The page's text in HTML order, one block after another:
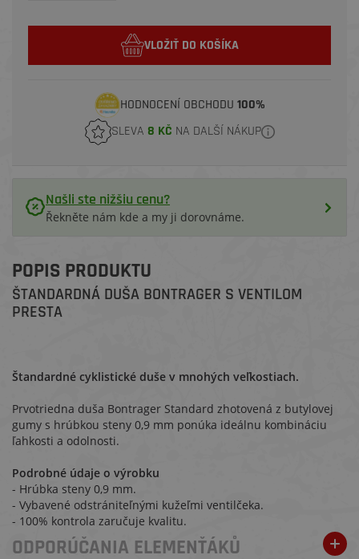
VLOŽIŤ DO KOŠÍKA
HODNOCENÍ OBCHODU 100%
SLEVA 8 KČ NA DALŠÍ NÁKUP
Našli ste nižšiu cenu?
Řekněte nám kde a my ji dorovnáme.
POPIS PRODUKTU
ŠTANDARDNÁ DUŠA BONTRAGER S VENTILOM
PRESTA
Štandardné cyklistické duše v mnohých veľkostiach.
Prvotriedna duša Bontrager Standard zhotovená z butylovej
gumy s hrúbkou steny 0,9 mm ponúka ideálnu kombináciu
ľahkosti a odolnosti.
Podrobné údaje o výrobku
- Hrúbka steny 0,9 mm.
- Vybavené odstrániteľnými kužeľmi ventilčeka.
- 100% kontrola zaručuje kvalitu.
ODPORÚČANIA ELEMENŤÁKŮ